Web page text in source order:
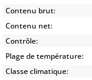
Contenu brut:
Contenu net:
Contrôle:
Plage de température:
Classe climatique: